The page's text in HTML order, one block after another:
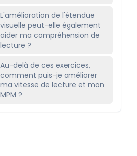
L'amélioration de l'étendue
visuelle peut-elle également
aider ma compréhension de
lecture ?
Au-delà de ces exercices,
comment puis-je améliorer
ma vitesse de lecture et mon
MPM ?